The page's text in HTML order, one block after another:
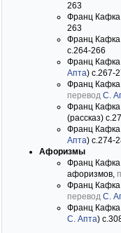
263
Франц
263
Франц
c.264-266
Франц
Апта) c.267-
Франц
перевод С.
Франц
(рассказ)
Франц
Апта) c.274-
Афоризмы
Франц
афоризмов,
Франц
перевод С.
Франц
С. Апта)